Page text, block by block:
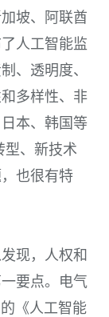
坡、阿联酋
人工智能监
、透明度、
多样性、非
本、韩国等
型、新技术
也很有特
现，人权和
要点。电气
《人工智能